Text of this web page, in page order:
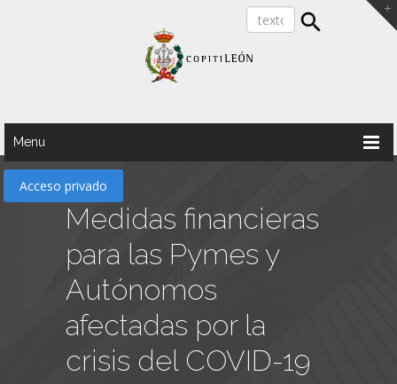
Menu
Acceso privado
Medidas financieras
para las Pymes y
Autónomos
afectadas por la
crisis del COVID-19